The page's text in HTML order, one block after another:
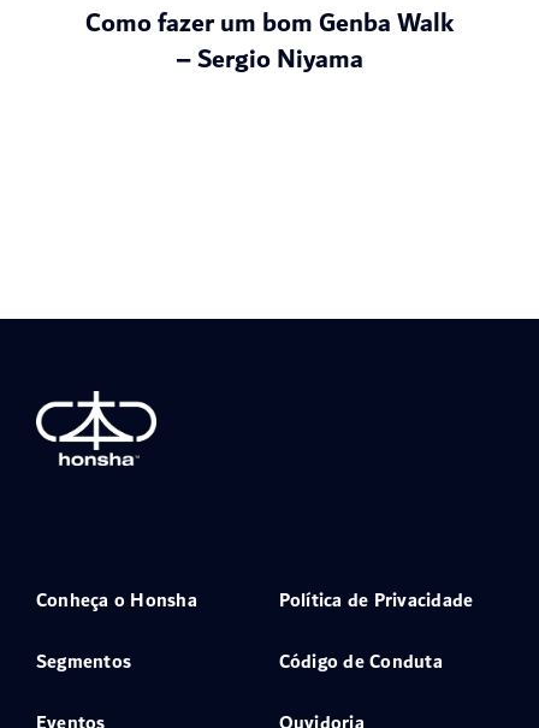
Como fazer um bom Genba Walk
– Sergio Niyama
Conheça o Honsha
Segmentos
Política de Privacidade
Código de Conduta